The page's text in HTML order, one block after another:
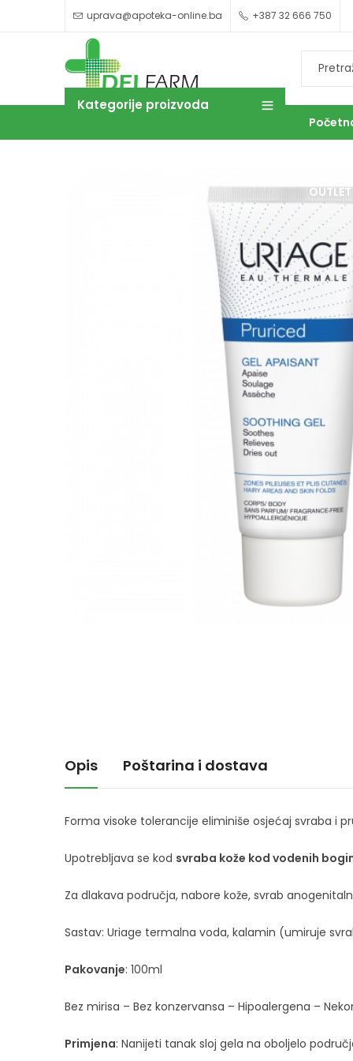
uprava@apoteka-online.ba +387 32 666 750
Kategorije proizvoda
OUTLET
Opis Poštarina i dostava
Forma visoke tolerancije eliminiše osjećaj svraba i
Upotrebljava se kod svraba kože kod vodenih
Za dlakava područja, nabore kože, svrab
Sastav: Uriage termalna voda, kalamin (umiruje
Pakovanje: 100ml
Bez mirisa – Bez konzervansa – Hipoalergena –
Primjena: Nanijeti tanak sloj gela na oboljelo